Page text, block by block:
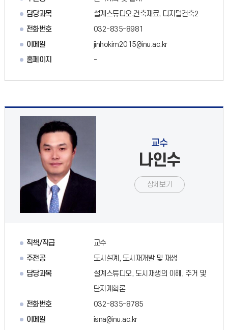
담당과목
설계스튜디오,건축재료, 디지털건축2
전화번호
032-835-8981
이메일
jinhokim2015@inu.ac.kr
홈페이지
-
교수
나인수
상세보기
직책/직급
교수
주전공
도시설계, 도시재개발 및 재생
담당과목
설계스튜디오, 도시재생의 이해, 주거 및
단지계획론
전화번호
032-835-8785
이메일
isna@inu.ac.kr